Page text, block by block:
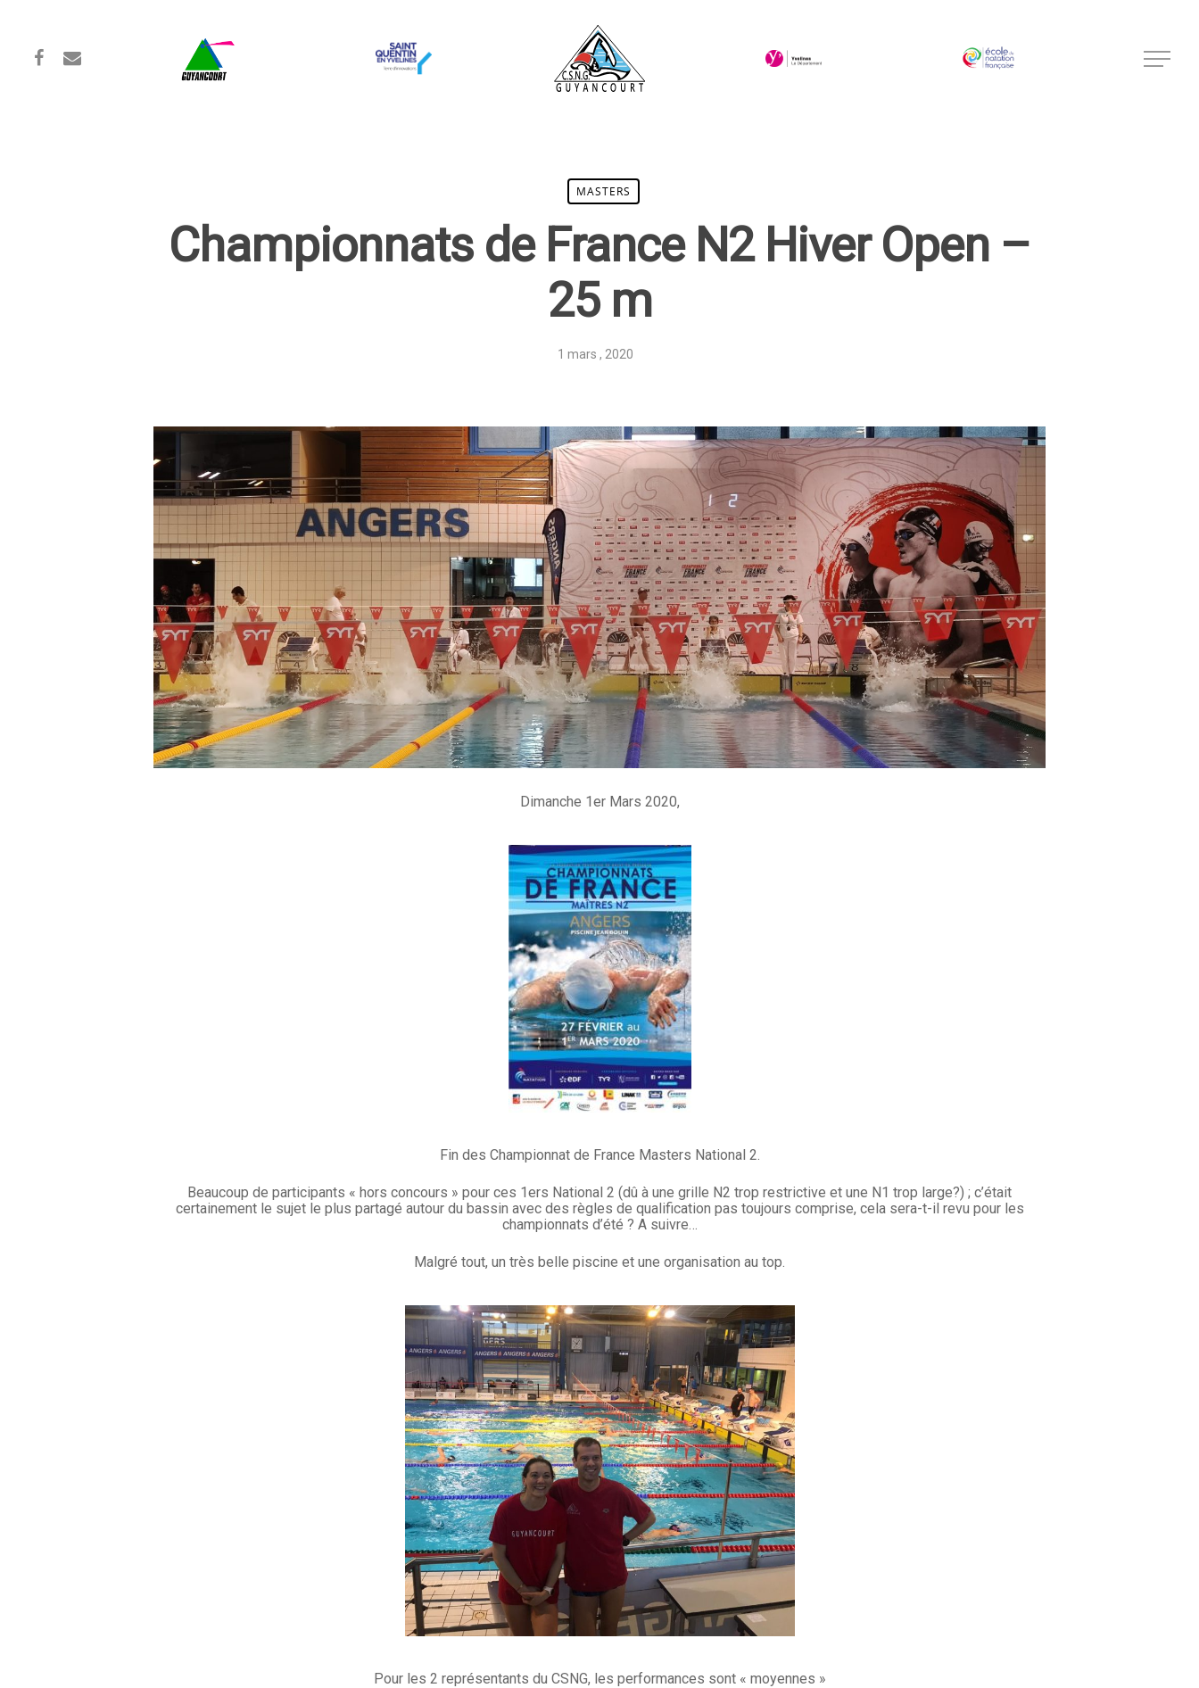
Hit enter to search or ESC to close
MASTERS
Championnats de France N2 Hiver Open –
25 m
1 mars , 2020
Dimanche 1er Mars 2020,
Fin des Championnat de France Masters National 2.
Beaucoup de participants « hors concours » pour ces 1ers National 2 (dû à une grille N2 trop restrictive et une N1 trop large?) ; c’était
certainement le sujet le plus partagé autour du bassin avec des règles de qualification pas toujours comprise, cela sera-t-il revu pour les
championnats d’été ? A suivre…
Malgré tout, un très belle piscine et une organisation au top.
Pour les 2 représentants du CSNG, les performances sont « moyennes »